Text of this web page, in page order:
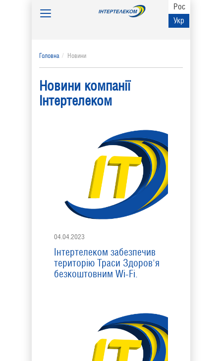
Рос
Укр
Toggle
Головна Новини
Новини компанії
Інтертелеком
04.04.2023
Інтертелеком забезпечив
територію Траси Здоров'я
безкоштовним Wi-Fi.